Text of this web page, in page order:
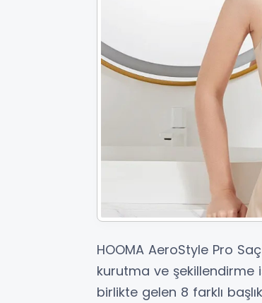
HOOMA AeroStyle Pro
kurutma ve şekillendirme
birlikte gelen 8 farklı